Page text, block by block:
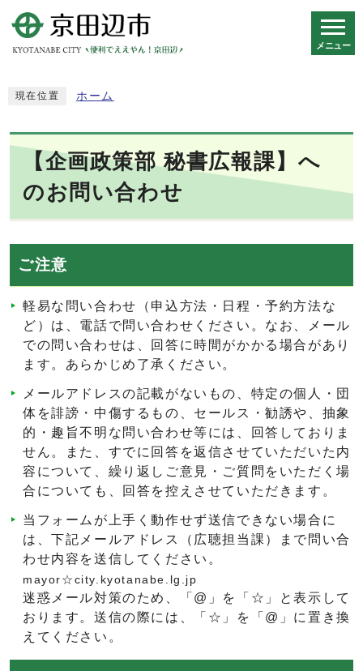
メニュー
現在位置 ホーム
【企画政策部 秘書広報課】へ
のお問い合わせ
ご注意
軽易な問い合わせ（申込方法・日程・予約方法な
ど）は、電話で問い合わせください。なお、メール
での問い合わせは、回答に時間がかかる場合があり
ます。あらかじめ了承ください。
メールアドレスの記載がないもの、特定の個人・団
体を誹謗・中傷するもの、セールス・勧誘や、抽象
的・趣旨不明な問い合わせ等には、回答しておりま
せん。また、すでに回答を返信させていただいた内
容について、繰り返しご意見・ご質問をいただく場
合についても、回答を控えさせていただきます。
当フォームが上手く動作せず送信できない場合に
は、下記メールアドレス（広聴担当課）まで問い合
わせ内容を送信してください。
mayor☆city.kyotanabe.lg.jp
迷惑メール対策のため、「@」を「☆」と表示して
おります。送信の際には、「☆」を「@」に置き換
えてください。